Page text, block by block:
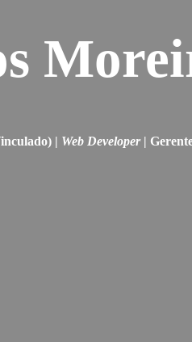
| Web Developer|